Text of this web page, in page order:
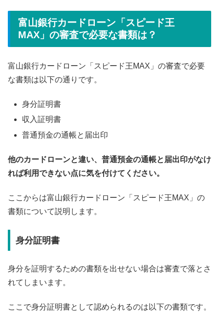
富山銀行カードローン「スピード王
MAX」の審査で必要な書類は？
富山銀行カードローン「スピード王MAX」の審査で必要
な書類は以下の通りです。
身分証明書
収入証明書
普通預金の通帳と届出印
他のカードローンと違い、普通預金の通帳と届出印がなけ
れば利用できない点に気を付けてください。
ここからは富山銀行カードローン「スピード王MAX」の
書類について説明します。
身分証明書
身分を証明するための書類を出せない場合は審査で落とさ
れてしまいます。
ここで身分証明書として認められるのは以下の書類です。